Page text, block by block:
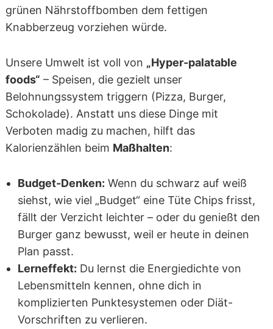
grünen Nährstoffbomben dem fettigen
Knabberzeug vorziehen würde.
Unsere Umwelt ist voll von „Hyper-palatable
foods“ – Speisen, die gezielt unser
Belohnungssystem triggern (Pizza, Burger,
Schokolade). Anstatt uns diese Dinge mit
Verboten madig zu machen, hilft das
Kalorienzählen beim Maßhalten:
Budget-Denken: Wenn du schwarz auf weiß
siehst, wie viel „Budget“ eine Tüte Chips frisst,
fällt der Verzicht leichter – oder du genießt den
Burger ganz bewusst, weil er heute in deinen
Plan passt.
Lerneffekt: Du lernst die Energiedichte von
Lebensmitteln kennen, ohne dich in
komplizierten Punktesystemen oder Diät-
Vorschriften zu verlieren.